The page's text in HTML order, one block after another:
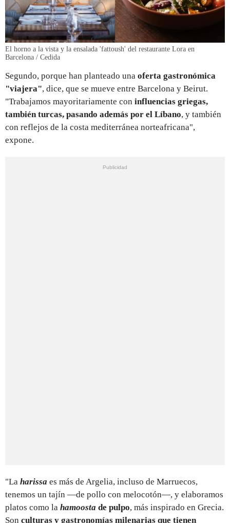
El horno a la vista y la ensalada 'fattoush' del restaurante Lora en
Barcelona / Cedida
Segundo, porque han planteado una oferta gastronómica
"viajera", dice, que se mueve entre Barcelona y Beirut.
"Trabajamos mayoritariamente con influencias griegas,
también turcas, pasando además por el Líbano, y también
con reflejos de la costa mediterránea norteafricana",
expone.
"La harissa es más de Argelia, incluso de Marruecos,
tenemos un tajín —de pollo con melocotón—, y elaboramos
platos como la hamoosta de pulpo, más inspirado en Grecia.
Son culturas y gastronomías milenarias que tienen